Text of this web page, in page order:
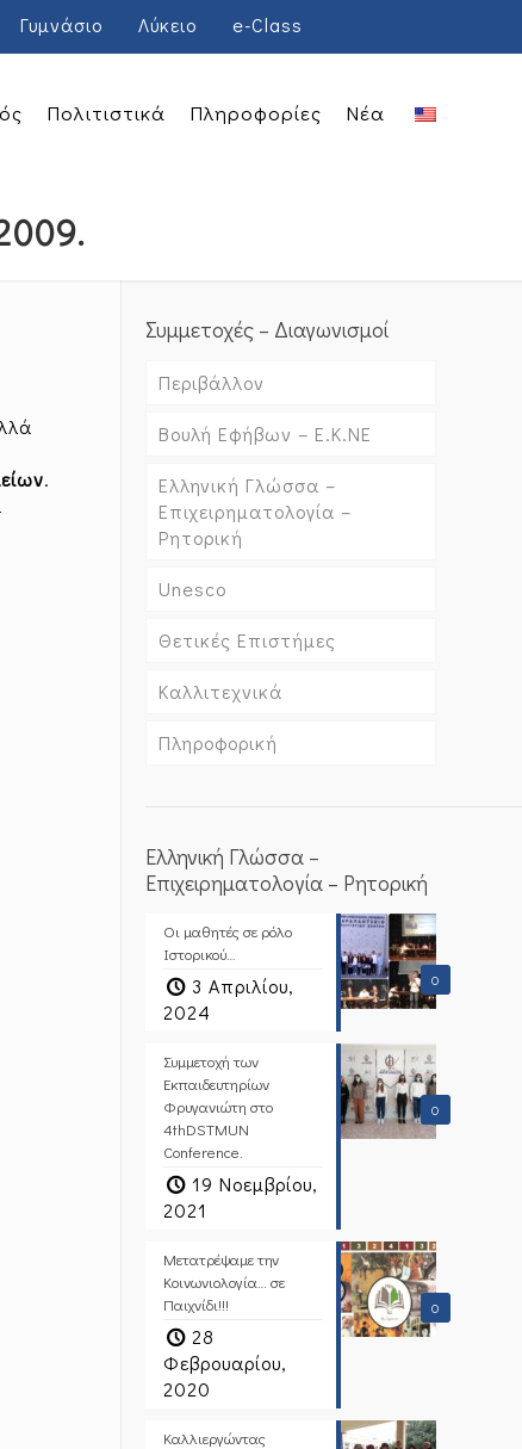
Γυμνάσιο Λύκειο e-Class
Πολιτιστικά Πληροφορίες Νέα
.
Συμμετοχές – Διαγωνισμοί
Περιβάλλον
Βουλή Εφήβων – Ε.Κ.ΝΕ
Ελληνική Γλώσσα –
Επιχειρηματολογία –
Ρητορική
Unesco
Θετικές Επιστήμες
Καλλιτεχνικά
Πληροφορική
Ελληνική Γλώσσα –
Επιχειρηματολογία – Ρητορική
0
Οι μαθητές σε ρόλο
Ιστορικού…
3 Απριλίου,
2024
0
Συμμετοχή των
Εκπαιδευτηρίων
Φρυγανιώτη στο
4thDSTMUN
Conference.
19 Νοεμβρίου,
2021
0
Μετατρέψαμε την
Κοινωνιολογία… σε
Παιχνίδι!!!
28
Φεβρουαρίου,
2020
Καλλιεργώντας